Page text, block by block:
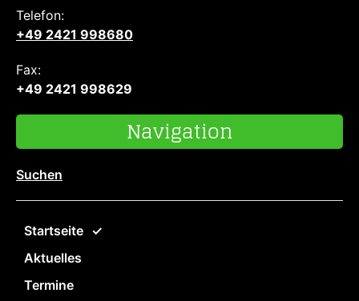
Telefon:
+49 2421 998680
Fax:
+49 2421 998629
Navigation
Suchen
Startseite
Aktuelles
Termine